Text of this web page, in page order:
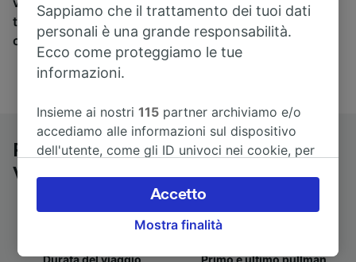
trovare i biglietti per viaggiare con oltre 170
compagnie ferroviarie e dei pullman.
Pullman da Garmisch-Partenkirchen a
Venezia
Durata del viaggio Primo e ultimo pullman
Sappiamo che il trattamento dei tuoi dati
personali è una grande responsabilità.
Ecco come proteggiamo le tue
informazioni.
Insieme ai nostri115 partner archiviamo e/o
accediamo alle informazioni sul dispositivo
dell'utente, come gli ID univoci nei cookie, per
accettare o gestire le proprie scelte facendo
clic di seguito, tra cui il proprio diritto di
opporsi sulla base di un interesse legittimo o
Mostra finalità
Accetto